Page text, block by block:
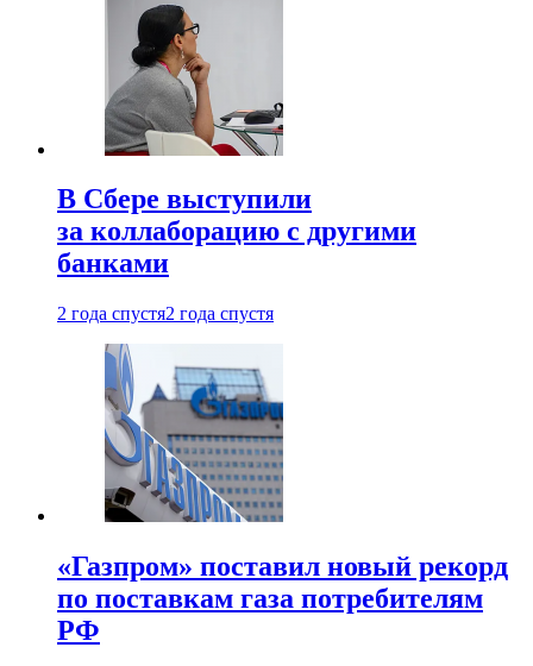
В Сбере выступили
за коллаборацию с другими
банками
2 года спустя2 года спустя
«Газпром» поставил новый рекорд
по поставкам газа потребителям
РФ